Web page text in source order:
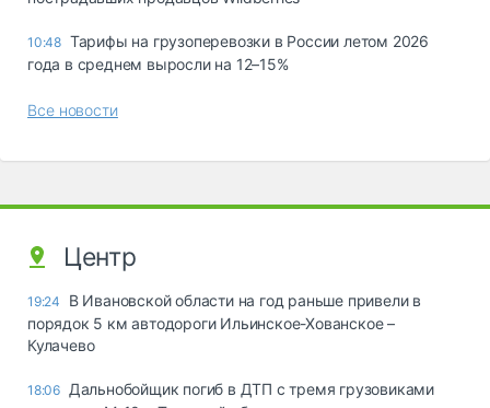
10:48 Тарифы на грузоперевозки в России летом 2026
года в среднем выросли на 12–15%
Все новости
Центр
19:24
В Ивановской области на год раньше привели в
порядок 5 км автодороги Ильинское-Хованское –
Кулачево
18:06 Дальнобойщик погиб в ДТП с тремя грузовиками